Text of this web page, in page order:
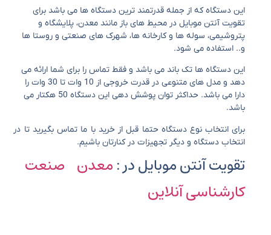
این دستگاه که از جمله قدرتمند ترین دستگاه ها می باشد برای
تقویت آنتن موبایل در محیط های باز مانند معدن، پلایشگاه و
پتروشیمی، سوله ها و کارخانه ها، شهرک های صنعتی و روستا ها
و.. استفاده می شود.
این دستگاه ها تک باند می باشد و فقط تماس را برای شما ارائه می
دهد و مدل های متنوعی در قدرت خروجی از 10 وات تا 30 وات را
دارا می باشد. حداکثر توان پوشش دهی این دستگاه 50 هکتار می
باشد.
برای انتخاب نوع دستگاه حتما قبل از خرید با ما تماس بگیرید تا در
انتخاب دستگاه و دیگر تجهیزات در کنارتان باشیم.
تقویت آنتن موبایل در :معدن صنعت
کارشناسی آنلاین